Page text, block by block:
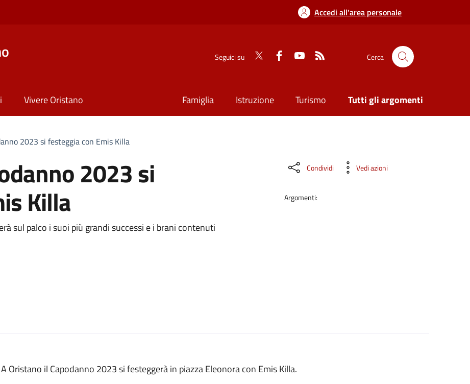
Accedi all'area personale
Seguici su Cerca
Vivere Oristano Famiglia Istruzione Turismo Tutti gli argomenti
2023 si festeggia con Emis Killa
2023 si
Killa
sul palco i suoi più grandi successi e i brani contenuti
Condividi Vedi azioni
Argomenti:
A Oristano il Capodanno 2023 si festeggerà in piazza Eleonora con Emis Killa.